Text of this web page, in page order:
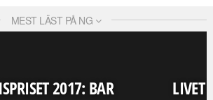
MEST LÄST PÅ NG
2017: BAR LIVET